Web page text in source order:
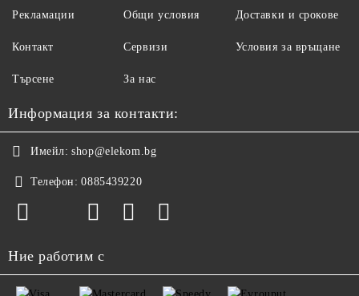
Рекламации
Контакт
Търсене
Общи условия
Сервизи
За нас
Доставки и срокове
Условия за връщане
Информация за контакти:
Имейл: shop@elekom.bg
Телефон: 0885439220
Ние работим с